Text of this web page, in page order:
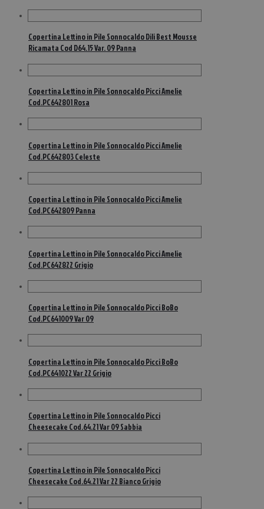
Copertina Lettino in Pile Sonnocaldo Dili Best Mousse
Ricamata Cod D64.15 Var. 09 Panna
Copertina Lettino in Pile Sonnocaldo Picci Amelie
Cod.PC642801 Rosa
Copertina Lettino in Pile Sonnocaldo Picci Amelie
Cod.PC642803 Celeste
Copertina Lettino in Pile Sonnocaldo Picci Amelie
Cod.PC642809 Panna
Copertina Lettino in Pile Sonnocaldo Picci Amelie
Cod.PC642822 Grigio
Copertina Lettino in Pile Sonnocaldo Picci BoBo
Cod.PC641009 Var 09
Copertina Lettino in Pile Sonnocaldo Picci BoBo
Cod.PC641022 Var 22 Grigio
Copertina Lettino in Pile Sonnocaldo Picci
Cheesecake Cod.64.21 Var 09 Sabbia
Copertina Lettino in Pile Sonnocaldo Picci
Cheesecake Cod.64.21 Var 22 Bianco Grigio